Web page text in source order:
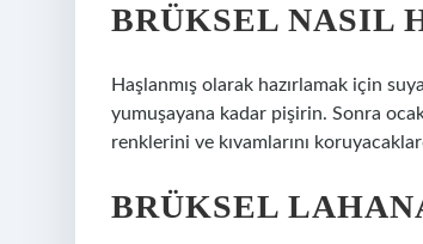
BRÜKSEL NASIL
Haşlanmış olarak hazırlamak için
yumuşayana kadar pişirin. Sonra
renklerini ve kıvamlarını
BRÜKSEL